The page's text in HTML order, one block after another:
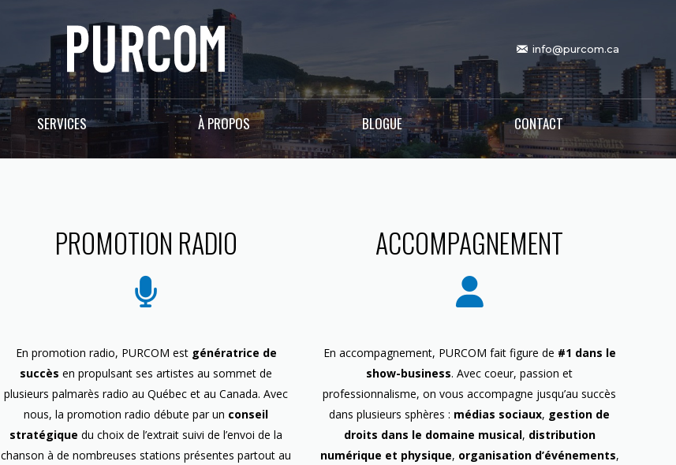
info@purcom.ca
SERVICES À PROPOS BLOGUE CONTACT
PROMOTION RADIO
En promotion radio, PURCOM est génératrice de
succès en propulsant ses artistes au sommet de
plusieurs palmarès radio au Québec et au Canada. Avec
nous, la promotion radio débute par un conseil
stratégique du choix de l’extrait suivi de l’envoi de la
chanson à de nombreuses stations présentes partout au
ACCOMPAGNEMENT
En accompagnement, PURCOM fait figure de #1 dans le
show-business. Avec coeur, passion et
professionnalisme, on vous accompagne jusqu’au succès
dans plusieurs sphères : médias sociaux, gestion de
droits dans le domaine musical, distribution
numérique et physique, organisation d’événements,